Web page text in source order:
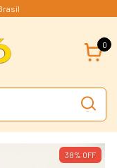
0
38% OFF